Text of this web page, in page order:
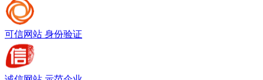
可信网站 身份验证